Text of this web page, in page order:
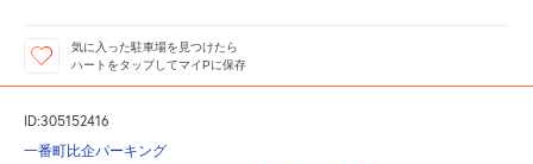
気に入った駐車場を見つけたら
ハートをタップしてマイPに保存
ID:305152416
一番町比企パーキング